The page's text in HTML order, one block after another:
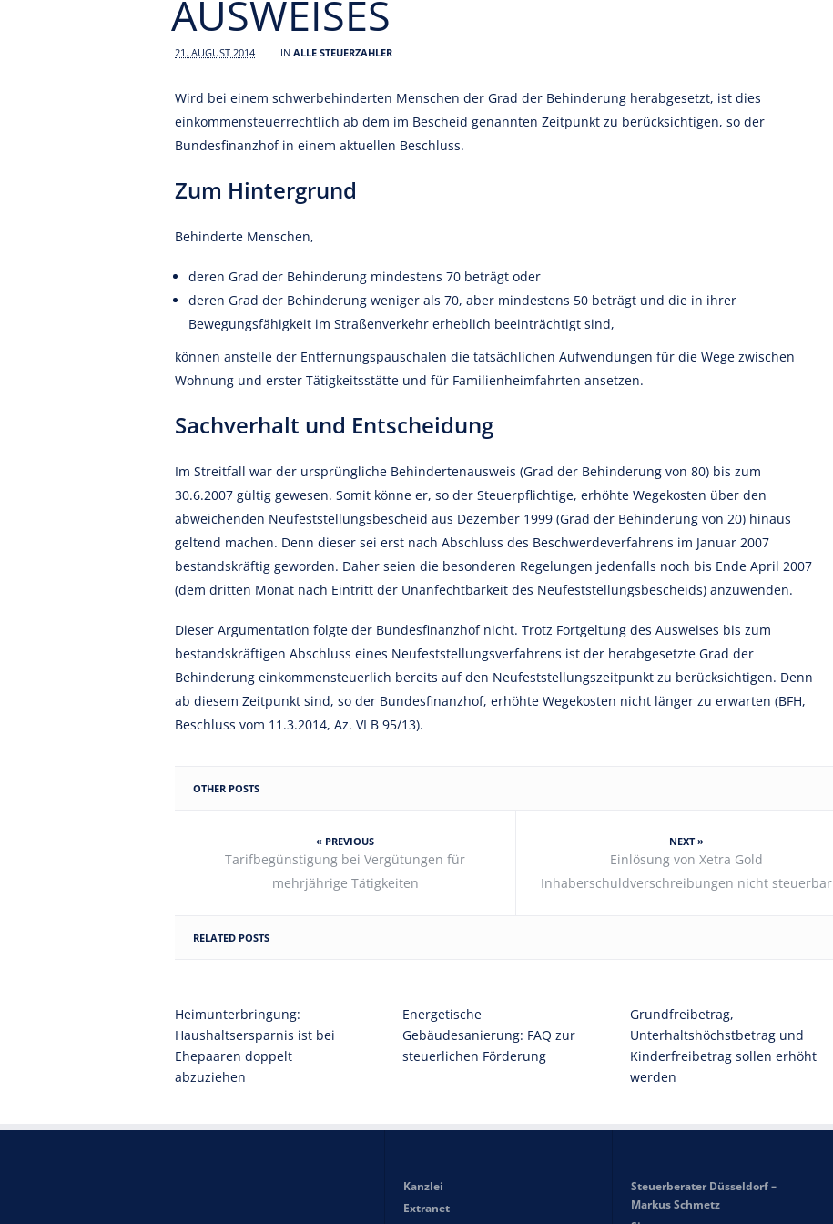
AUSWEISES
21. AUGUST 2014 IN ALLE STEUERZAHLER
Wird bei einem schwerbehinderten Menschen der Grad der Behinderung herabgesetzt, ist dies
einkommensteuerrechtlich ab dem im Bescheid genannten Zeitpunkt zu berücksichtigen, so der
Bundesfinanzhof in einem aktuellen Beschluss.
Zum Hintergrund
Behinderte Menschen,
deren Grad der Behinderung mindestens 70 beträgt oder
deren Grad der Behinderung weniger als 70, aber mindestens 50 beträgt und die in ihrer
Bewegungsfähigkeit im Straßenverkehr erheblich beeinträchtigt sind,
können anstelle der Entfernungspauschalen die tatsächlichen Aufwendungen für die Wege zwischen
Wohnung und erster Tätigkeitsstätte und für Familienheimfahrten ansetzen.
Sachverhalt und Entscheidung
Im Streitfall war der ursprüngliche Behindertenausweis (Grad der Behinderung von 80) bis zum
30.6.2007 gültig gewesen. Somit könne er, so der Steuerpflichtige, erhöhte Wegekosten über den
abweichenden Neufeststellungsbescheid aus Dezember 1999 (Grad der Behinderung von 20) hinaus
geltend machen. Denn dieser sei erst nach Abschluss des Beschwerdeverfahrens im Januar 2007
bestandskräftig geworden. Daher seien die besonderen Regelungen jedenfalls noch bis Ende April 2007
(dem dritten Monat nach Eintritt der Unanfechtbarkeit des Neufeststellungsbescheids) anzuwenden.
Dieser Argumentation folgte der Bundesfinanzhof nicht. Trotz Fortgeltung des Ausweises bis zum
bestandskräftigen Abschluss eines Neufeststellungsverfahrens ist der herabgesetzte Grad der
Behinderung einkommensteuerlich bereits auf den Neufeststellungszeitpunkt zu berücksichtigen. Denn
ab diesem Zeitpunkt sind, so der Bundesfinanzhof, erhöhte Wegekosten nicht länger zu erwarten (BFH,
Beschluss vom 11.3.2014, Az. VI B 95/13).
OTHER POSTS
« PREVIOUS
Tarifbegünstigung bei Vergütungen für
mehrjährige Tätigkeiten
NEXT »
Einlösung von Xetra Gold
Inhaberschuldverschreibungen nicht steuerbar
RELATED POSTS
Heimunterbringung:
Haushaltsersparnis ist bei
Ehepaaren doppelt
abzuziehen
Energetische
Gebäudesanierung: FAQ zur
steuerlichen Förderung
Grundfreibetrag,
Unterhaltshöchstbetrag und
Kinderfreibetrag sollen erhöht
werden
Kanzlei
Extranet
Steuerberater Düsseldorf –
Markus Schmetz